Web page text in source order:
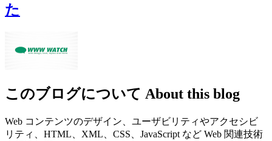
た
このブログについて About this blog
Web コンテンツのデザイン、ユーザビリティやアクセシビ
リティ、HTML、XML、CSS、JavaScript など Web 関連技術